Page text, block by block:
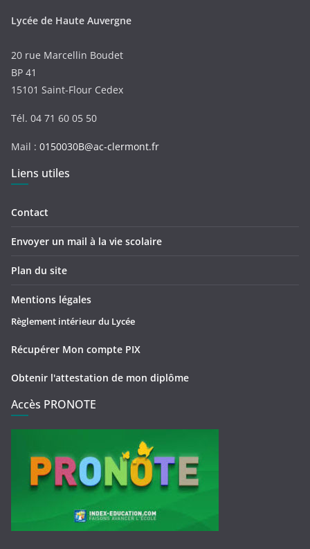
Lycée de Haute Auvergne
20 rue Marcellin Boudet
BP 41
15101 Saint-Flour Cedex
Tél. 04 71 60 05 50
Mail : 0150030B@ac-clermont.fr
Liens utiles
Contact
Envoyer un mail à la vie scolaire
Plan du site
Mentions légales
Règlement intérieur du Lycée
Récupérer Mon compte PIX
Obtenir l'attestation de mon diplôme
Accès PRONOTE